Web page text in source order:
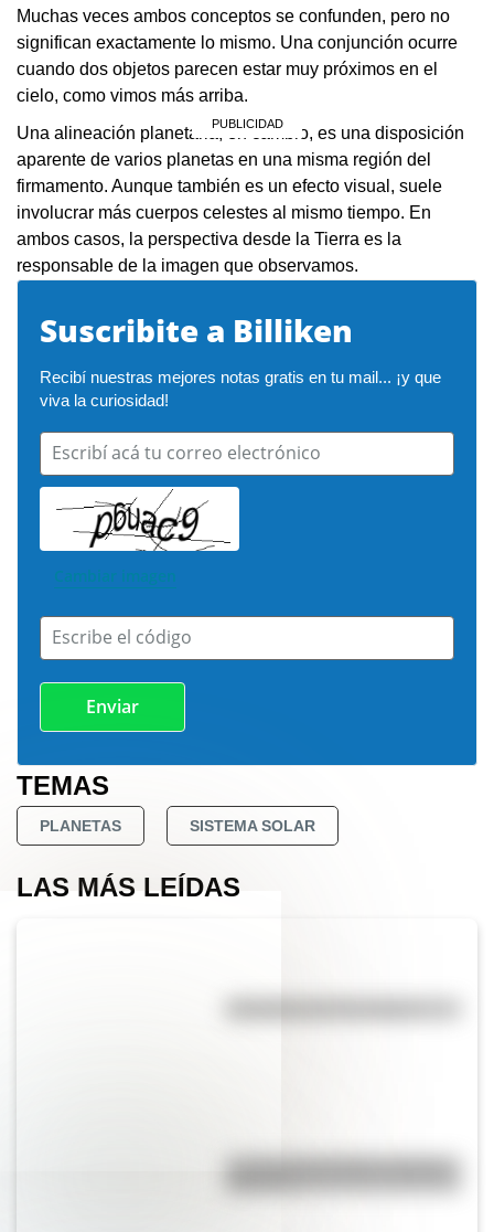
Muchas veces ambos conceptos se confunden, pero no
significan exactamente lo mismo. Una conjunción ocurre
cuando dos objetos parecen estar muy próximos en el
cielo, como vimos más arriba.
Una alineación planetaria, en cambio, es una disposición
aparente de varios planetas en una misma región del
firmamento. Aunque también es un efecto visual, suele
involucrar más cuerpos celestes al mismo tiempo. En
ambos casos, la perspectiva desde la Tierra es la
responsable de la imagen que observamos.
Suscribite a Billiken
Recibí nuestras mejores notas gratis en tu mail... ¡y que
viva la curiosidad!
Escribí acá tu correo electrónico
Cambiar imagen
Escribe el código
TEMAS
PLANETAS SISTEMA SOLAR
LAS MÁS LEÍDAS